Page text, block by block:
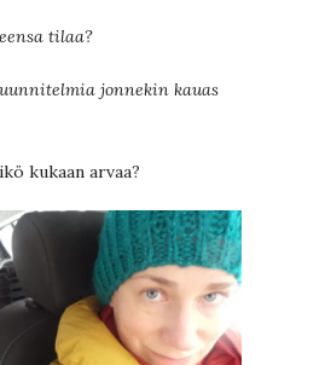
tilaa?
jonnekin kauas
kukaan arvaa?